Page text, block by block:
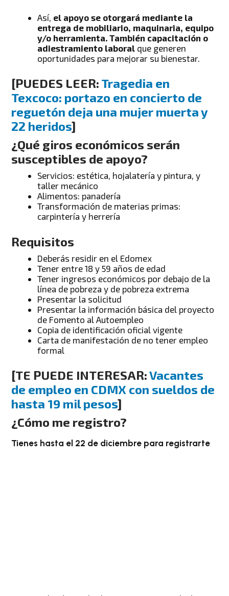
Así, el apoyo se otorgará mediante la
entrega de mobiliario, maquinaria, equipo
y/o herramienta. También capacitación o
adiestramiento laboral que generen
oportunidades para mejorar su bienestar.
[PUEDES LEER: Tragedia en
Texcoco: portazo en concierto de
reguetón deja una mujer muerta y
22 heridos]
¿Qué giros económicos serán
susceptibles de apoyo?
Servicios: estética, hojalatería y pintura, y
taller mecánico
Alimentos: panadería
Transformación de materias primas:
carpintería y herrería
Requisitos
Deberás residir en el Edomex
Tener entre 18 y 59 años de edad
Tener ingresos económicos por debajo de la
línea de pobreza y de pobreza extrema
Presentar la solicitud
Presentar la información básica del proyecto
de Fomento al Autoempleo
Copia de identificación oficial vigente
Carta de manifestación de no tener empleo
formal
[TE PUEDE INTERESAR:Vacantes
de empleo en CDMX con sueldos de
hasta 19 mil pesos]
¿Cómo me registro?
Tienes hasta el 22 de diciembre para registrarte